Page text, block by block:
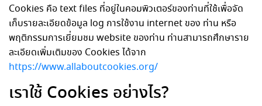
Cookies คือ text files ที่อยู่ในคอมพิวเตอร์ของท่านที่ใช้เพื่อจัด
เก็บรายละเอียดข้อมูล log การใช้งาน internet ของ ท่าน หรือ
พฤติกรรมการเยี่ยมชม website ของท่าน ท่านสามารถศึกษาราย
ละเอียดเพิ่มเติมของ Cookies ได้จาก
https://www.allaboutcookies.org/
เราใช้ Cookies อย่างไร?